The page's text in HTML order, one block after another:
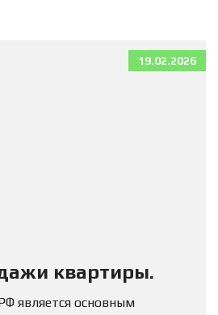
19.02.2026
квартиры.
является основным